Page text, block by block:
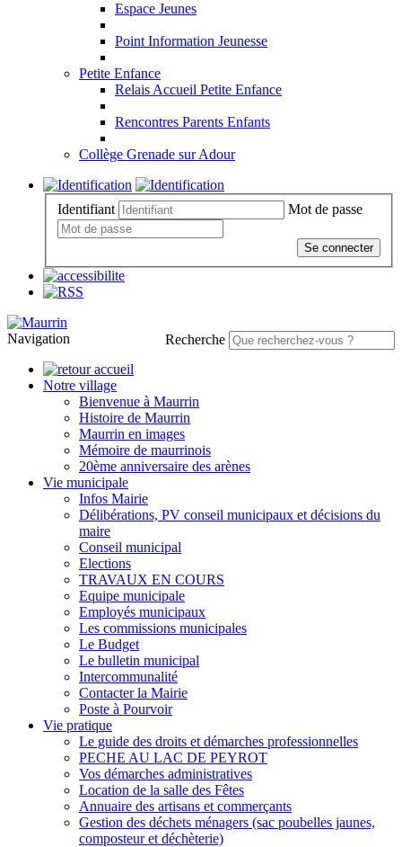
Espace Jeunes
Point Information Jeunesse
Petite Enfance
Relais Accueil Petite Enfance
Rencontres Parents Enfants
Collège Grenade sur Adour
Identifiant Mot de passe
Se connecter
Recherche
Navigation
Notre village
Bienvenue à Maurrin
Histoire de Maurrin
Maurrin en images
Mémoire de maurrinois
20ème anniversaire des arènes
Vie municipale
Infos Mairie
Délibérations, PV conseil municipaux et décisions du
maire
Conseil municipal
Elections
TRAVAUX EN COURS
Equipe municipale
Employés municipaux
Les commissions municipales
Le Budget
Le bulletin municipal
Intercommunalité
Contacter la Mairie
Poste à Pourvoir
Vie pratique
Le guide des droits et démarches professionnelles
PECHE AU LAC DE PEYROT
Vos démarches administratives
Location de la salle des Fêtes
Annuaire des artisans et commerçants
Gestion des déchets ménagers (sac poubelles jaunes,
composteur et déchèterie)